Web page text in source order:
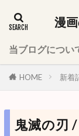
漫
当ブログについ
HOME 新着
鬼滅の